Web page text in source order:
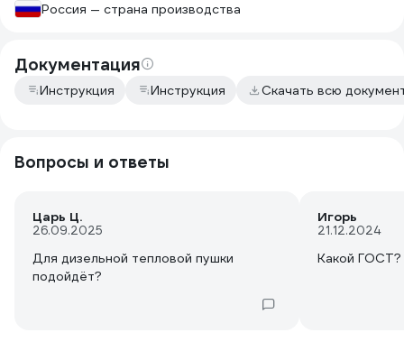
Россия — страна производства
Документация
Инструкция Инструкция Скачать всю
Вопросы и ответы
Царь Ц.
26.09.2025
Для дизельной тепловой пушки
подойдёт?
Игорь
21.12.2024
Какой ГОСТ?